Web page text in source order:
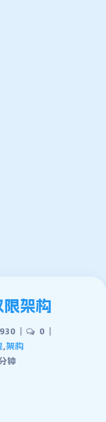
限架构
930 0
架构
钟